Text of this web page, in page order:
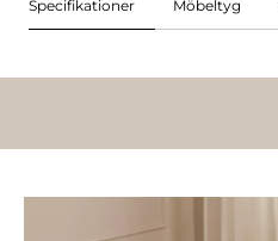
Specifikationer Möbeltyg